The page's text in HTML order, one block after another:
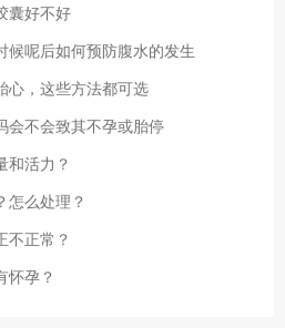
囊好不好
候呢后如何预防腹水的发生
心，这些方法都可选
会不会致其不孕或胎停
和活力？
怎么处理？
不正常？
怀孕？